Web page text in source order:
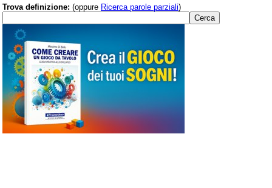
Trova definizione: (oppure Ricerca parole parziali)